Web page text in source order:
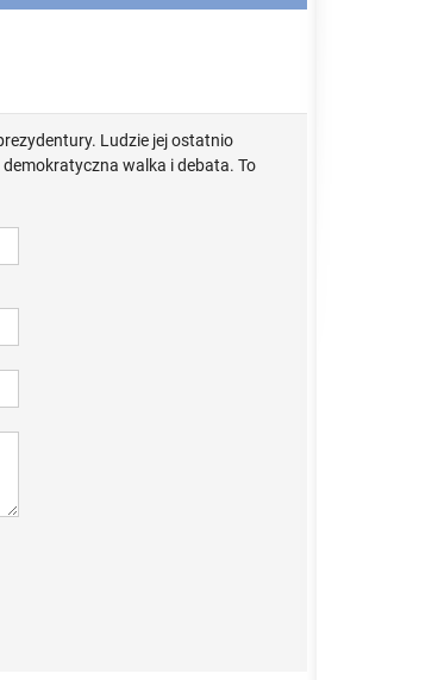
Ludzie jej ostatnio
walka i debata. To